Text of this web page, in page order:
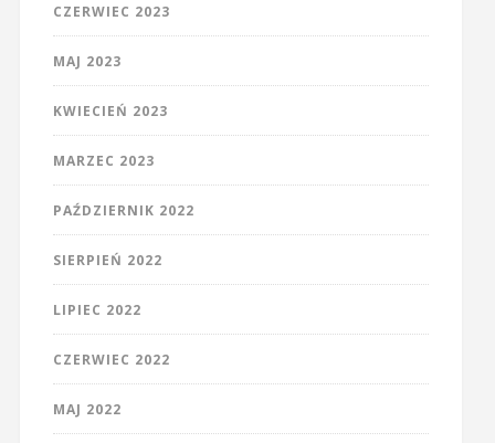
CZERWIEC 2023
MAJ 2023
KWIECIEŃ 2023
MARZEC 2023
PAŹDZIERNIK 2022
SIERPIEŃ 2022
LIPIEC 2022
CZERWIEC 2022
MAJ 2022